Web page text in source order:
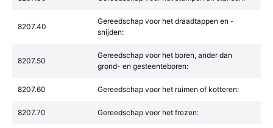
8207.40
Gereedschap voor het draadtappen en -
snijden:
8207.50
Gereedschap voor het boren, ander dan
grond- en gesteenteboren:
8207.60 Gereedschap voor het ruimen of kotteren:
8207.70 Gereedschap voor het frezen: